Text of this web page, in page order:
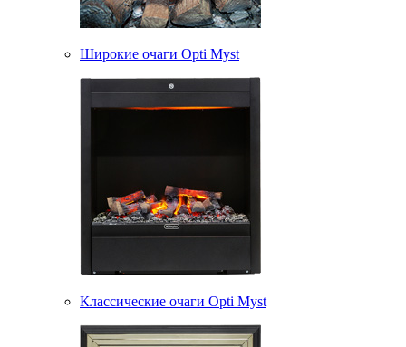
Широкие очаги Opti Myst
Классические очаги Opti Myst